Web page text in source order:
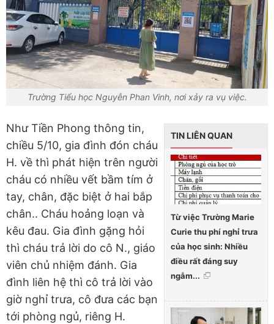
Trường Tiểu học Nguyễn Phan Vinh, nơi xảy ra vụ việc.
TIN LIÊN QUAN
Từ việc Trường Marie
Curie thu phí nghỉ trưa
của học sinh: Nhiều
điều rất đáng suy
ngẫm...
Như Tiền Phong thông tin,
chiều 5/10, gia đình đón cháu
H. về thì phát hiện trên người
cháu có nhiều vết bầm tím ở
tay, chân, đặc biệt ở hai bắp
chân.. Cháu hoảng loạn và
kêu đau. Gia đình gặng hỏi
thì cháu trả lời do cô N., giáo
viên chủ nhiệm đánh. Gia
đình liên hệ thì cô trả lời vào
giờ nghỉ trưa, cô đưa các bạn
tới phòng ngủ, riêng H.